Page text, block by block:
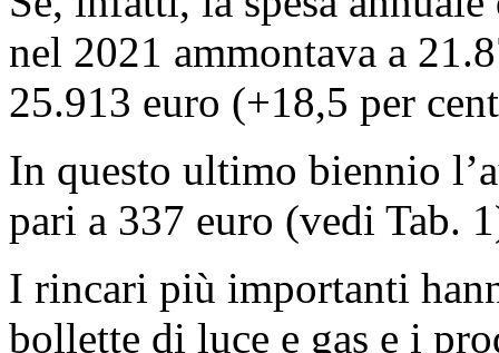
nel 2021 ammontava a
25.913 euro (+18,5 per
In questo ultimo biennio
pari a 337 euro (vedi Tab.
I rincari più importanti
bollette di luce e gas e i